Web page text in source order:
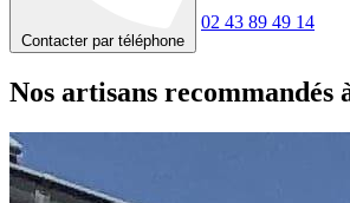
Contacter par téléphone
02 43 89 49 14
Nos artisans recommandés